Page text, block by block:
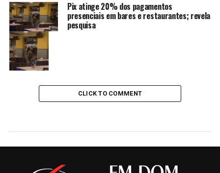
Pix atinge 20% dos pagamentos
presenciais em bares e restaurantes; revela
pesquisa
CLICK TO COMMENT